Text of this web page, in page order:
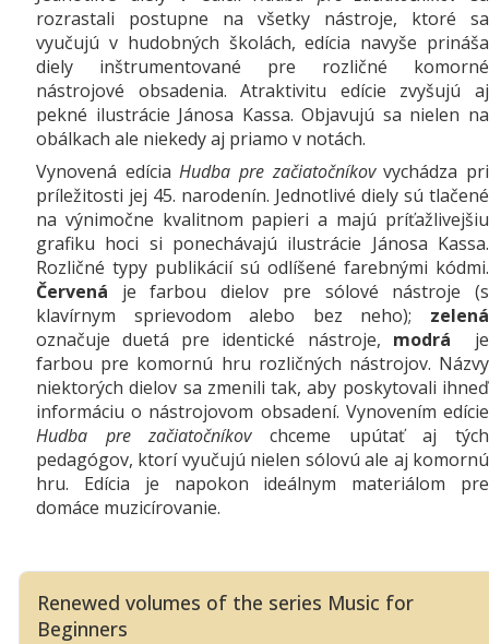
rozrastali postupne na všetky nástroje, ktoré sa
vyučujú v hudobných školách, edícia navyše prináša
diely inštrumentované pre rozličné komorné
nástrojové obsadenia. Atraktivitu edície zvyšujú aj
pekné ilustrácie Jánosa Kassa. Objavujú sa nielen na
obálkach ale niekedy aj priamo v notách.
Vynovená edíciaHudba pre začiatočníkovvychádza pri
príležitosti jej 45. narodenín. Jednotlivé diely sú tlačené
na výnimočne kvalitnom papieri a majú príťažlivejšiu
grafiku hoci si ponechávajú ilustrácie Jánosa Kassa.
Rozličné typy publikácií sú odlíšené farebnými kódmi.
Červená je farbou dielov pre sólové nástroje (s
klavírnym sprievodom alebo bez neho); zelená
označuje duetá pre identické nástroje, modrá je
farbou pre komornú hru rozličných nástrojov. Názvy
niektorých dielov sa zmenili tak, aby poskytovali ihneď
informáciu o nástrojovom obsadení. Vynovením edície
Hudba pre začiatočníkovchceme upútať aj tých
pedagógov, ktorí vyučujú nielen sólovú ale aj komornú
hru. Edícia je napokon ideálnym materiálom pre
domáce muzicírovanie.
Renewed volumes of the series Music for
Beginners